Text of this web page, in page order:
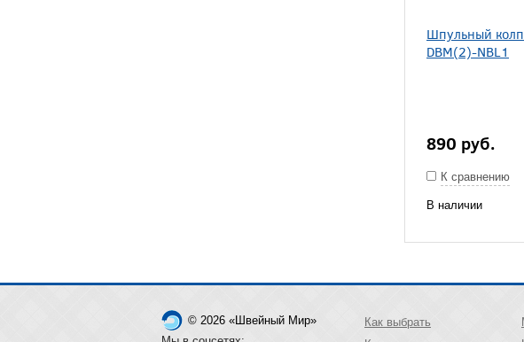
Шпульный
DBM(2)-NBL1
890 руб.
К сравнению
В наличии
© 2026 «Швейный Мир»
Как выбрать